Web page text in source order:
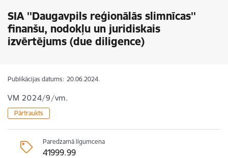
SIA ''Daugavpils reģionālās slimnīcas''
finanšu, nodokļu un juridiskais
izvērtējums (due diligence)
Publikācijas datums: 20.06.2024.
VM 2024/9/vm.
Pārtraukts
Paredzamā līgumcena
41999.99